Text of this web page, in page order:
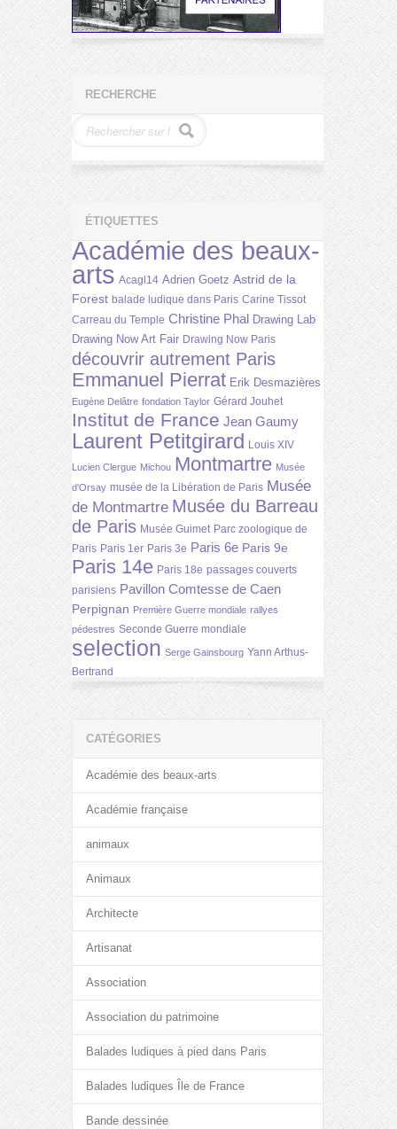
RECHERCHE
ÉTIQUETTES
Académie des beaux-
arts Acagl14 Adrien Goetz Astrid de la
Forest balade ludique dans Paris Carine Tissot
Carreau du Temple Christine Phal Drawing Lab
Drawing Now Art Fair Drawing Now Paris
découvrir autrement Paris
Emmanuel Pierrat Erik Desmazières
Eugène Delâtre fondation Taylor Gérard Jouhet
Institut de France Jean Gaumy
Laurent Petitgirard Louis XIV
Lucien Clergue Michou Montmartre Musée
d'Orsay musée de la Libération de Paris Musée
de Montmartre Musée du Barreau
de Paris Musée Guimet Parc zoologique de
Paris Paris 1er Paris 3e Paris 6e Paris 9e
Paris 14e Paris 18e passages couverts
parisiens Pavillon Comtesse de Caen
Perpignan Première Guerre mondiale rallyes
pédestres Seconde Guerre mondiale
selection Serge Gainsbourg Yann Arthus-
Bertrand
CATÉGORIES
Académie des beaux-arts
Académie française
animaux
Animaux
Architecte
Artisanat
Association
Association du patrimoine
Balades ludiques à pied dans Paris
Balades ludiques Île de France
Bande dessinée